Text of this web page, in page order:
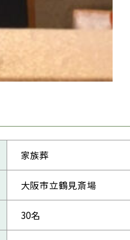
家族葬
大阪市立鶴見斎場
30名